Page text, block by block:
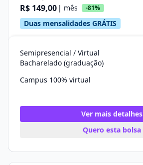
R$ 149,00 | mês -81%
Duas mensalidades GRÁTIS
Semipresencial / Virtual
Bacharelado (graduação)
Campus 100% virtual
Ver mais detalhes
Quero esta bolsa